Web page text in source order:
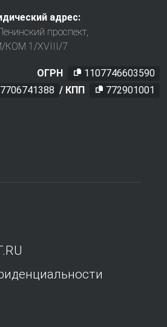
адрес:
проспект,
КОМ 1/XVIII/7
ОГРН
1107746603590
7706741388 / КПП 772901001